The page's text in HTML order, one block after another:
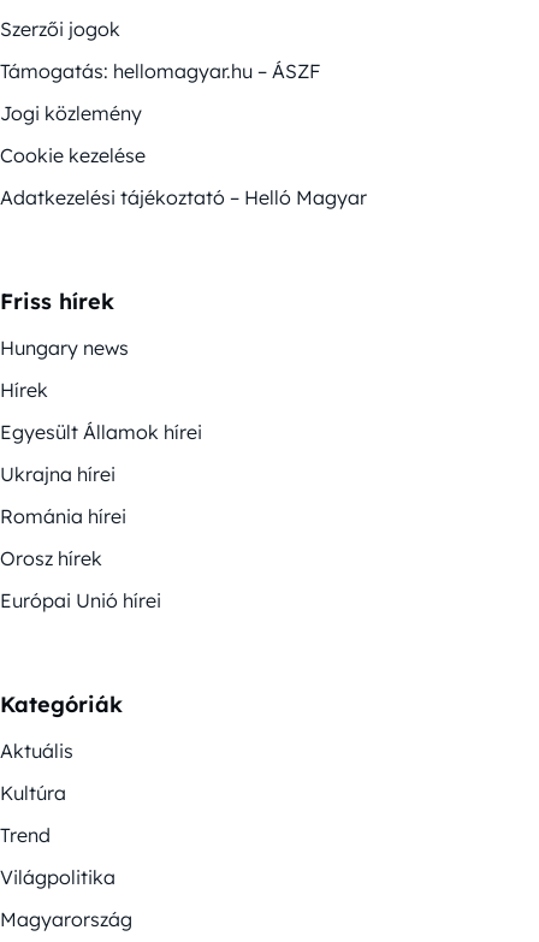
Szerzői jogok
Támogatás: hellomagyar.hu – ÁSZF
Jogi közlemény
Cookie kezelése
Adatkezelési tájékoztató – Helló Magyar
Friss hírek
Hungary news
Hírek
Egyesült Államok hírei
Ukrajna hírei
Románia hírei
Orosz hírek
Európai Unió hírei
Kategóriák
Aktuális
Kultúra
Trend
Világpolitika
Magyarország